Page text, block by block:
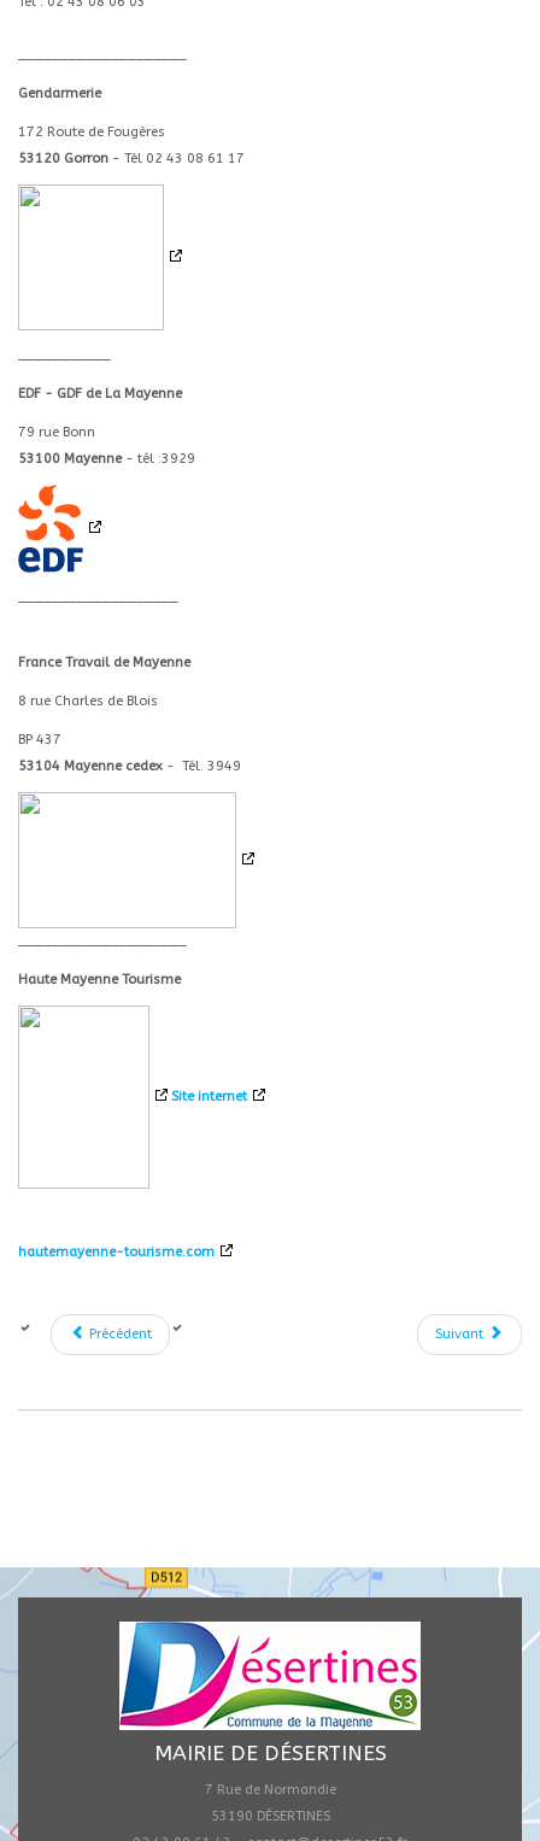
Gendarmerie
172 Route de Fougères
53120 Gorron - Tél 02 43 08 61 17
EDF - GDF de La Mayenne
79 rue Bonn
53100 Mayenne- tél :3929
France Travail de Mayenne
8 rue Charles de Blois
BP 437
53104 Mayenne cedex - Tél. 3949
Haute Mayenne Tourisme
Site internet
hautemayenne-tourisme.com
Précédent Suivant
MAIRIE DE DÉSERTINES
7 Rue de Normandie
53190 DÉSERTINES